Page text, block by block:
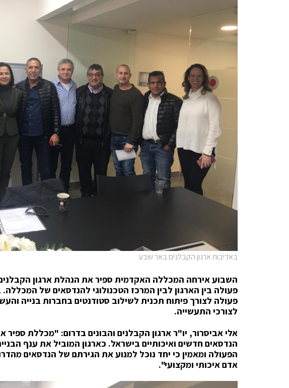
באדיבות ארגון הקבלנים באר שבע
השבוע אירחה המכללה האקדמית ספיר את הנהלת ארגון
פעולה בין הארגון לבין המרכז הטכנולוגי להנדסאים של
פעולה לצורך פיתוח תכנית לשילוב סטודנטים בחברות בנייה
לצורכי התעשייה.
אלי אביסרור, יו"ר ארגון הקבלנים והבונים בדרום: "מכללת
הנדסאים חדשים ואיכותיים בישראל. כארגון המוביל את ענף
הפעולה ומאמין כי יחד נוכל למנוע את הגירתם של הנדסאים
אדם איכותי ומקצועי".